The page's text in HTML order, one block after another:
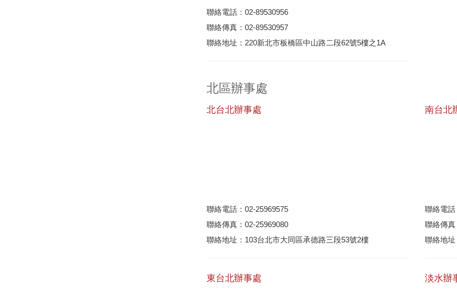
聯絡電話：02-89530956
聯絡傳真：02-89530957
聯絡地址：220新北市板橋區中山路二段62號5樓之1A
北區辦事處
北台北辦事處
聯絡電話：02-25969575
聯絡傳真：02-25969080
聯絡地址：103台北市大同區承德路三段53號2樓
南台北
聯絡電話
聯絡傳真
聯絡地
東台北辦事處 淡水辦